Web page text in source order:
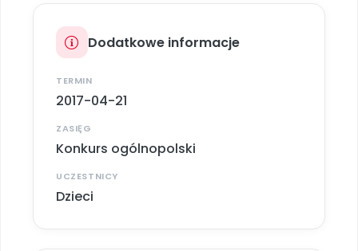
Dodatkowe informacje
TERMIN
2017-04-21
ZASIĘG
Konkurs ogólnopolski
UCZESTNICY
Dzieci